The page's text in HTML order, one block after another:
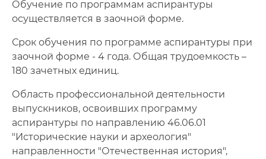
Обучение по программам аспирантуры
осуществляется в заочной форме.
Срок обучения по программе аспирантуры при
заочной форме - 4 года. Общая трудоемкость –
180 зачетных единиц.
Область профессиональной деятельности
выпускников, освоивших программу
аспирантуры по направлению 46.06.01
"Исторические науки и археология"
направленности "Отечественная история",